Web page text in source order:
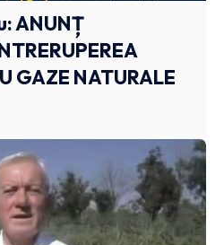
ANUNȚ
GAZE NATURALE